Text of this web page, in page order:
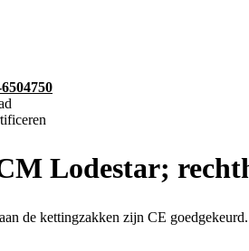
Lodestar;
de kettingzakken zijn CE goedgekeurd.